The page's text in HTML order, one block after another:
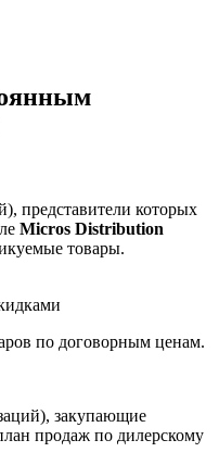
представители которых
Micros Distribution
товары.
по договорным ценам.
закупающие
продаж по дилерскому